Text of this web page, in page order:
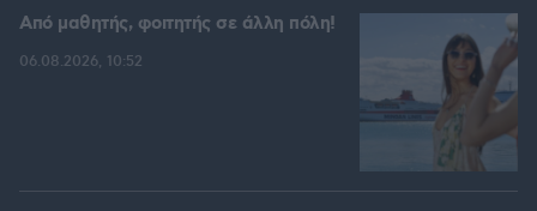
Από μαθητής, φοιτητής σε άλλη πόλη!
06.08.2026, 10:52